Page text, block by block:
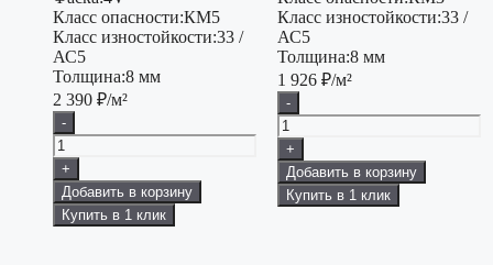
Класс опасности:КМ5
Класс изностойкости:33 /
АС5
Толщина:8 мм
2 390 ₽/м²
-
+
Добавить в корзину
Купить в 1 клик
Класс изностойкости:33 /
АС5
Толщина:8 мм
1 926 ₽/м²
-
+
Добавить в корзину
Купить в 1 клик